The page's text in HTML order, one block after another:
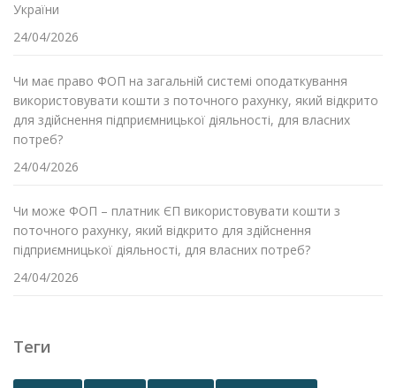
України
24/04/2026
Чи має право ФОП на загальній системі оподаткування
використовувати кошти з поточного рахунку, який відкрито
для здійснення підприємницької діяльності, для власних
потреб?
24/04/2026
Чи може ФОП – платник ЄП використовувати кошти з
поточного рахунку, який відкрито для здійснення
підприємницької діяльності, для власних потреб?
24/04/2026
Теги